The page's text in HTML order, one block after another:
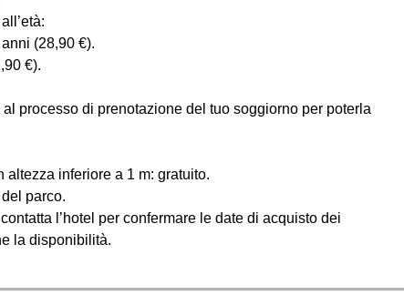
(28,90 €).
€).
processo di prenotazione del tuo soggiorno per poterla
inferiore a 1 m: gratuito.
parco.
l’hotel per confermare le date di acquisto dei
la disponibilità.